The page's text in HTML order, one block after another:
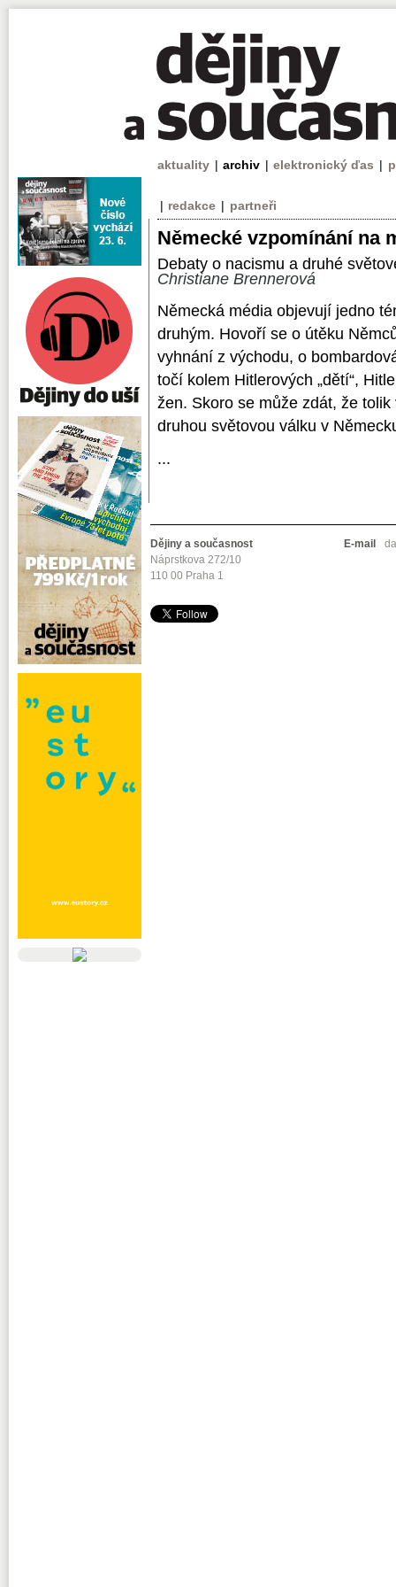
aktuality | archiv | elektronický ďas |
| redakce | partneři
Německé vzpomínání na
Debaty o nacismu a druhé
Christiane Brennerová
Německá média objevují jedno
druhým. Hovoří se o útěku
vyhnání z východu, o
točí kolem Hitlerových „dětí“,
žen. Skoro se může zdát, že
druhou světovou válku v
...
Dějiny a současnost
Náprstkova 272/10
110 00 Praha 1
E-mail